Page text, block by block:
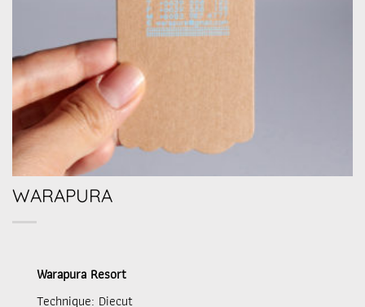
WARAPURA
Warapura Resort
Technique: Diecut